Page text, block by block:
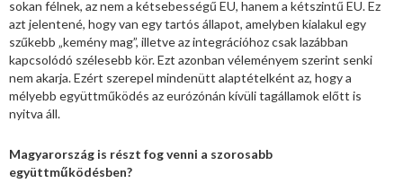
sokan félnek, az nem a kétsebességű EU, hanem a kétszintű EU. Ez
azt jelentené, hogy van egy tartós állapot, amelyben kialakul egy
szűkebb „kemény mag”, illetve az integrációhoz csak lazábban
kapcsolódó szélesebb kör. Ezt azonban véleményem szerint senki
nem akarja. Ezért szerepel mindenütt alaptételként az, hogy a
mélyebb együttműködés az eurózónán kívüli tagállamok előtt is
nyitva áll.
Magyarország is részt fog venni a szorosabb
együttműködésben?